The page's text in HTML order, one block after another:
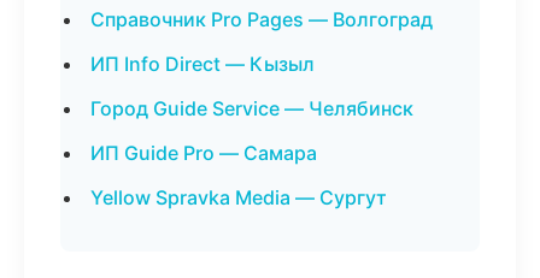
Справочник Pro Pages — Волгоград
ИП Info Direct — Кызыл
Город Guide Service — Челябинск
ИП Guide Pro — Самара
Yellow Spravka Media — Сургут